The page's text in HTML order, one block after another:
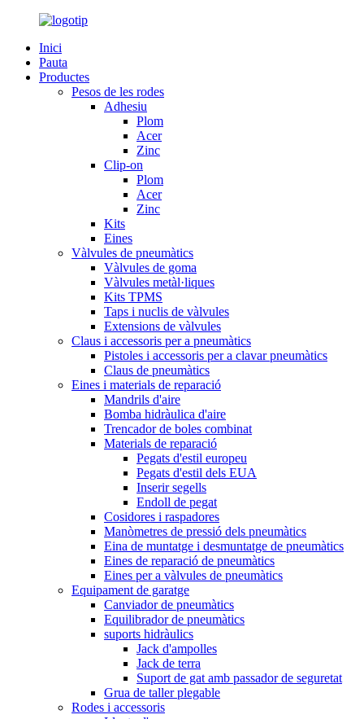
Inici
Pauta
Productes
Pesos de les rodes
Adhesiu
Plom
Acer
Zinc
Clip-on
Plom
Acer
Zinc
Kits
Eines
Vàlvules de pneumàtics
Vàlvules de goma
Vàlvules metàl·liques
Kits TPMS
Taps i nuclis de vàlvules
Extensions de vàlvules
Claus i accessoris per a pneumàtics
Pistoles i accessoris per a clavar pneumàtics
Claus de pneumàtics
Eines i materials de reparació
Mandrils d'aire
Bomba hidràulica d'aire
Trencador de boles combinat
Materials de reparació
Pegats d'estil europeu
Pegats d'estil dels EUA
Inserir segells
Endoll de pegat
Cosidores i raspadores
Manòmetres de pressió dels pneumàtics
Eina de muntatge i desmuntatge de pneumàtics
Eines de reparació de pneumàtics
Eines per a vàlvules de pneumàtics
Equipament de garatge
Canviador de pneumàtics
Equilibrador de pneumàtics
suports hidràulics
Jack d'ampolles
Jack de terra
Suport de gat amb passador de seguretat
Grua de taller plegable
Rodes i accessoris